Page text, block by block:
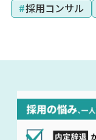
#採用コンサル